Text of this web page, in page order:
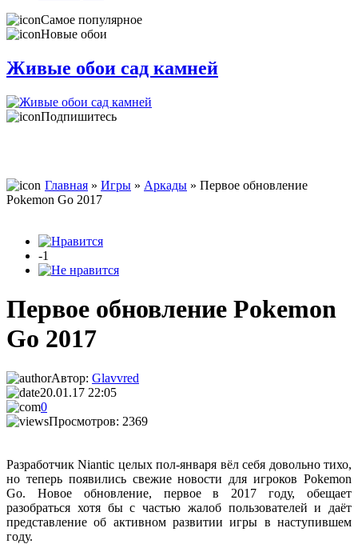
Самое популярное
Новые обои
Живые обои сад камней
Подпишитесь
Главная » Игры » Аркады » Первое обновление
Pokemon Go 2017
-1
Первое обновление Pokemon
Go 2017
Автор: Glavvred
20.01.17 22:05
0
Просмотров: 2369
Разработчик Niantic целых пол-января вёл себя довольно тихо,
но теперь появились свежие новости для игроков Pokemon
Go. Новое обновление, первое в 2017 году, обещает
разобраться хотя бы с частью жалоб пользователей и даёт
представление об активном развитии игры в наступившем
году.